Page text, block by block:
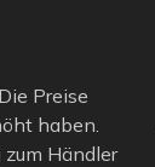
Preise
haben.
Händler